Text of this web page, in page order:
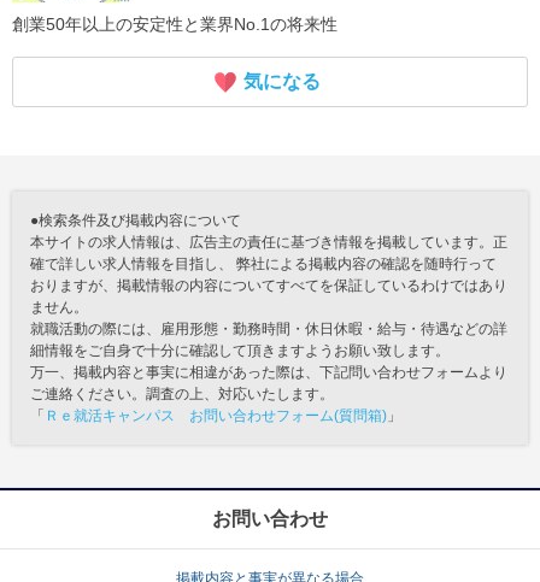
創業50年以上の安定性と業界No.1の将来性
気になる
●検索条件及び掲載内容について
本サイトの求人情報は、広告主の責任に基づき情報を掲載しています。正
確で詳しい求人情報を目指し、 弊社による掲載内容の確認を随時行って
おりますが、掲載情報の内容についてすべてを保証しているわけではあり
ません。
就職活動の際には、雇用形態・勤務時間・休日休暇・給与・待遇などの詳
細情報をご自身で十分に確認して頂きますようお願い致します。
万一、掲載内容と事実に相違があった際は、下記問い合わせフォームより
ご連絡ください。調査の上、対応いたします。
「 Ｒｅ就活キャンパス お問い合わせフォーム(質問箱) 」
お問い合わせ
掲載内容と事実が異なる場合